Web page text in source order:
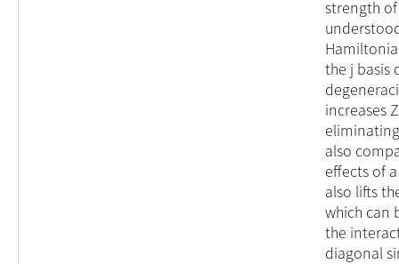
strength
the j basis
increases
also
effects of
also lifts
which can
the
diagonal